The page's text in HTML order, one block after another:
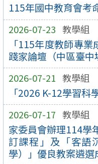
115年國中教育會考
2026-07-23 教學組
「115年度教師專
踐家論壇（中區臺中
2026-07-21 教學組
「2026 K-12學習科
2026-07-17 教學組
家委員會辦理114學
訂課程」及「客語
學）」優良教案遴